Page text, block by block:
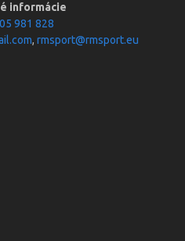
informácie
981 828
,rmsport@rmsport.eu